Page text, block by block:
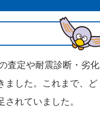
査定や耐震診断・劣化
ました。これまで、ど
れていました。